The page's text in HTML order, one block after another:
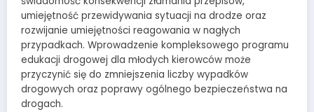
umiejętność przewidywania sytuacji na drodze oraz
rozwijanie umiejętności reagowania w nagłych
przypadkach. Wprowadzenie kompleksowego programu
edukacji drogowej dla młodych kierowców może
przyczynić się do zmniejszenia liczby wypadków
drogowych oraz poprawy ogólnego bezpieczeństwa na
drogach.